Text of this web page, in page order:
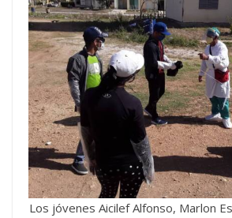
Los jóvenes Aicilef Alfonso, Marlon